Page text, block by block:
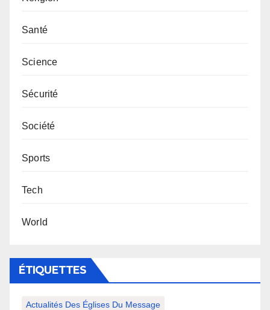
Santé
Science
Sécurité
Société
Sports
Tech
World
ÉTIQUETTES
Actualités Des Églises Du Message